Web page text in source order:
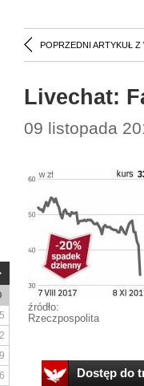
POPRZEDNI ARTYKUŁ Z
Livechat:
09 listopada
źródło:
Rzeczpospolita
Dostęp do
5